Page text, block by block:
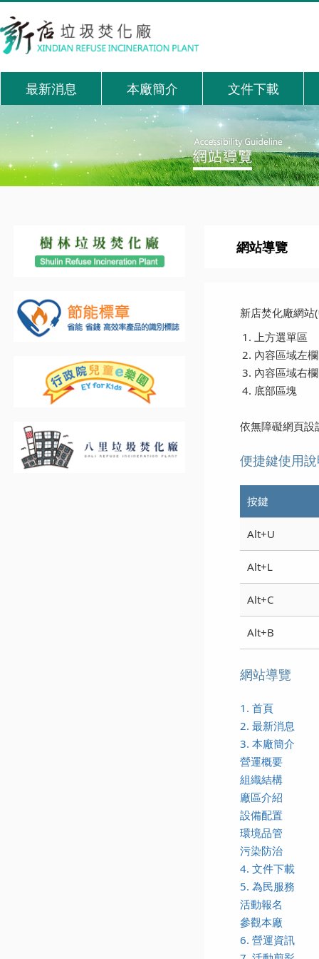
最新消息 本廠簡介 文件下載
網站導覽
新店焚化廠網
上方選單區
內容區域左欄
內容區域右欄
底部區塊
依無障礙網頁設
便捷鍵使用
按鍵
Alt+U
Alt+L
Alt+C
Alt+B
網站導覽
1. 首頁
2. 最新消息
3. 本廠簡介
營運概要
組織結構
廠區介紹
設備配置
環境品管
污染防治
4. 文件下載
5. 為民服務
活動報名
參觀本廠
6. 營運資訊